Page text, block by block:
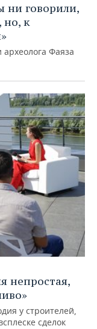
ни говорили,
но, к
Фаяза
непростая,
у строителей,
сделок